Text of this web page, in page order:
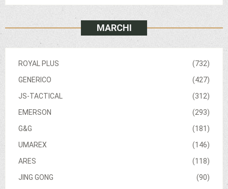
MARCHI
(732)
ROYAL PLUS
(427)
GENERICO
(312)
JS-TACTICAL
(293)
EMERSON
(181)
G&G
(146)
UMAREX
(118)
ARES
(90)
JING GONG